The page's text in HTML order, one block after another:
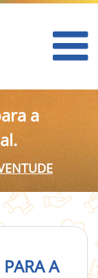
a
A